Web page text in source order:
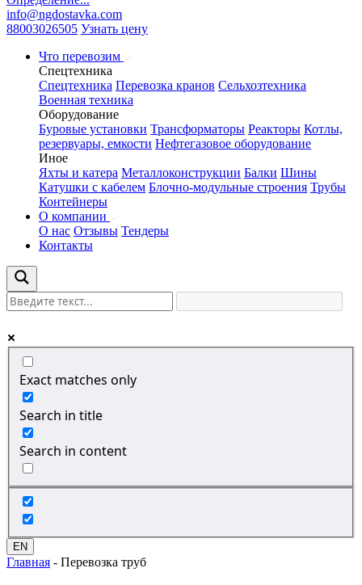
info@ngdostavka.com
88003026505 Узнать цену
Что перевозим
Спецтехника
Спецтехника Перевозка кранов Сельхозтехника
Военная техника
Оборудование
Буровые установки Трансформаторы Реакторы Котлы,
резервуары, емкости Нефтегазовое оборудование
Иное
Яхты и катера Металлоконструкции Балки Шины
Катушки с кабелем Блочно-модульные строения Трубы
Контейнеры
О компании
О нас Отзывы Тендеры
Контакты
Exact matches only
Search in title
Search in content
EN
Главная - Перевозка труб